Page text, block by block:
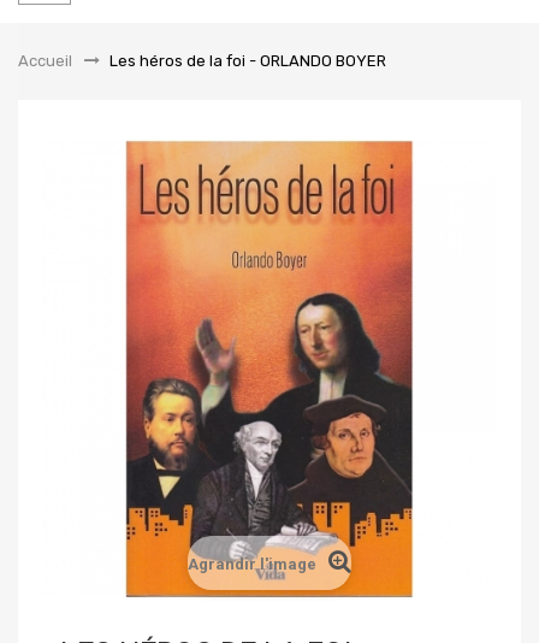
Accueil
&gt;Les héros de la foi - ORLANDO BOYER
Agrandir l'image